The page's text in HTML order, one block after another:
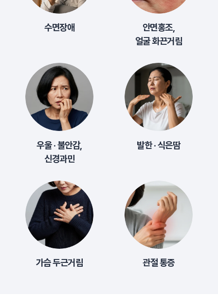
수면장애
안면홍조,
얼굴 화끈거림
우울 · 불안감,
신경과민
발한 · 식은땀
가슴 두근거림 관절 통증